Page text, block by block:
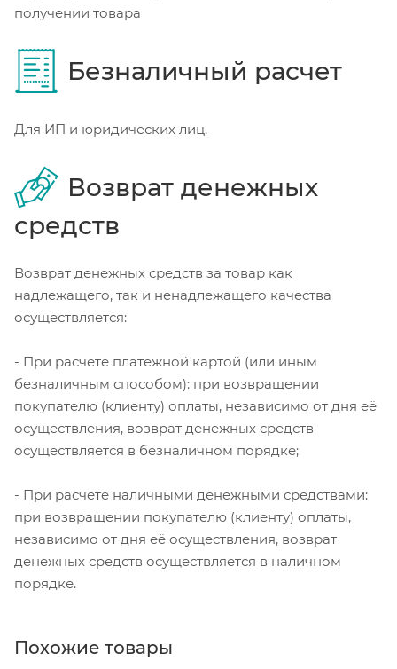
получении товара
Безналичный расчет
Для ИП и юридических лиц.
Возврат денежных
средств
Возврат денежных средств за товар как
надлежащего, так и ненадлежащего качества
осуществляется:
- При расчете платежной картой (или иным
безналичным способом): при возвращении
покупателю (клиенту) оплаты, независимо от дня её
осуществления, возврат денежных средств
осуществляется в безналичном порядке;
- При расчете наличными денежными средствами:
при возвращении покупателю (клиенту) оплаты,
независимо от дня её осуществления, возврат
денежных средств осуществляется в наличном
порядке.
Похожие товары